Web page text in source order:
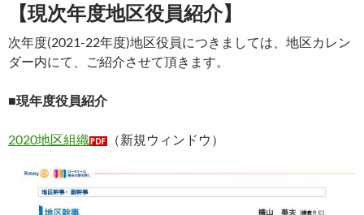
【現次年度地区役員紹介】
次年度(2021-22年度)地区役員につきましては、地区カレン
ダー内にて、ご紹介させて頂きます。
■現年度役員紹介
2020地区組織 （新規ウィンドウ）